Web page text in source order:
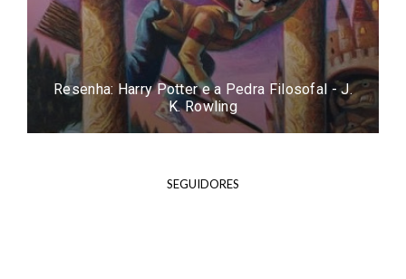
Resenha: Harry Potter e a Pedra Filosofal - J.
K. Rowling
SEGUIDORES